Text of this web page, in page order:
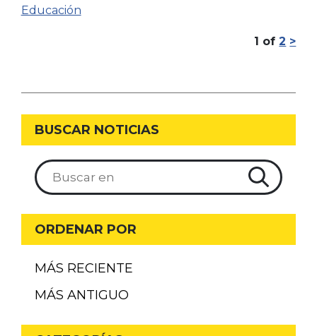
Educación
1 of 2 >
BUSCAR NOTICIAS
ORDENAR POR
MÁS RECIENTE
MÁS ANTIGUO